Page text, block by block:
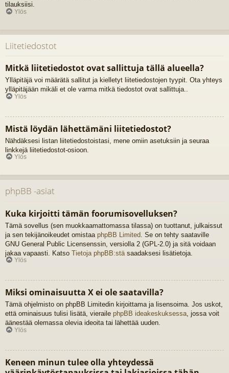
tilauksiisi.
Ylös
Liitetiedostot
Mitkä liitetiedostot ovat sallittuja tällä alueella?
Ylläpitäjä voi määrätä sallitut ja kielletyt liitetiedostojen tyypit. Ota yhteys
ylläpitäjään mikäli et ole varma mitkä tiedostot ovat sallittuja..
Ylös
Mistä löydän lähettämäni liitetiedostot?
Nähdäksesi listan liitetiedostoistasi, mene omiin asetuksiin ja seuraa
linkkejä liitetiedostot-osioon.
Ylös
phpBB -asiat
Kuka kirjoitti tämän foorumisovelluksen?
Tämä sovellus (sen muokkaamattomassa tilassa) on tuottanut, julkaissut
ja sen tekijänoikeudet omistaa phpBB Limited . Se on tehty saataville
GNU General Public Licensenssin, versiolla 2 (GPL-2.0) ja sitä voidaan
jakaa vapaasti. Katso Tietoja phpBB:stä saadaksesi lisätietoja.
Ylös
Miksi ominaisuutta X ei ole saatavilla?
Tämä ohjelmisto on phpBB Limitedin kirjoittama ja lisensoima. Jos uskot,
että ominaisuus tulisi lisätä, vieraile phpBB ideakeskuksessa, jossa voit
äänestää olemassa olevia ideoita tai lähettää uuden.
Ylös
Keneen minun tulee olla yhteydessä